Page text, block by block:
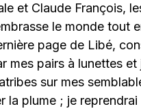
et Claude François,
le monde tout
page de Libé,
mes pairs à lunettes
sur mes
la plume ; je